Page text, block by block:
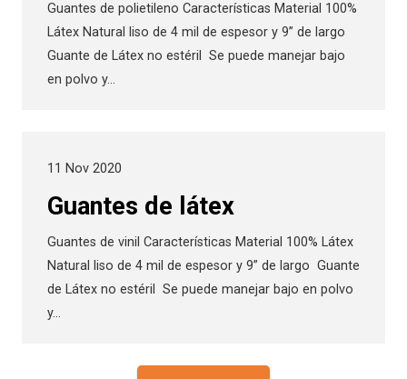
Guantes de polietileno Características Material 100%
Látex Natural liso de 4 mil de espesor y 9” de largo
Guante de Látex no estéril Se puede manejar bajo
en polvo y…
11 Nov 2020
Guantes de látex
Guantes de vinil Características Material 100% Látex
Natural liso de 4 mil de espesor y 9” de largo Guante
de Látex no estéril Se puede manejar bajo en polvo
y…